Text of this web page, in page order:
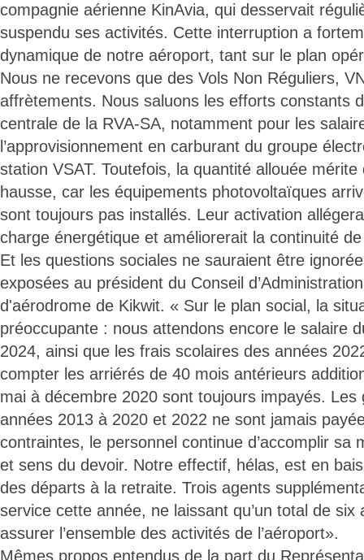
compagnie aérienne KinAvia, qui desservait
suspendu ses activités. Cette interruption a
dynamique de notre aéroport, tant sur le plan
Nous ne recevons que des Vols Non Réguliers,
affrètements. Nous saluons les efforts constants
centrale de la RVA-SA, notamment pour les
l’approvisionnement en carburant du groupe
station VSAT. Toutefois, la quantité allouée mérite
hausse, car les équipements photovoltaïques
sont toujours pas installés. Leur activation
charge énergétique et améliorerait la continuité
Et les questions sociales ne sauraient être
exposées au président du Conseil
d'aérodrome de Kikwit. « Sur le plan social, la
préoccupante : nous attendons encore le salaire
2024, ainsi que les frais scolaires des années
compter les arriérés de 40 mois antérieurs
mai à décembre 2020 sont toujours impayés. Les
années 2013 à 2020 et 2022 ne sont jamais
contraintes, le personnel continue d’accomplir sa
et sens du devoir. Notre effectif, hélas, est en
des départs à la retraite. Trois agents
service cette année, ne laissant qu’un total de six
assurer l’ensemble des activités de l’aéroport».
Mêmes propos entendus de la part du